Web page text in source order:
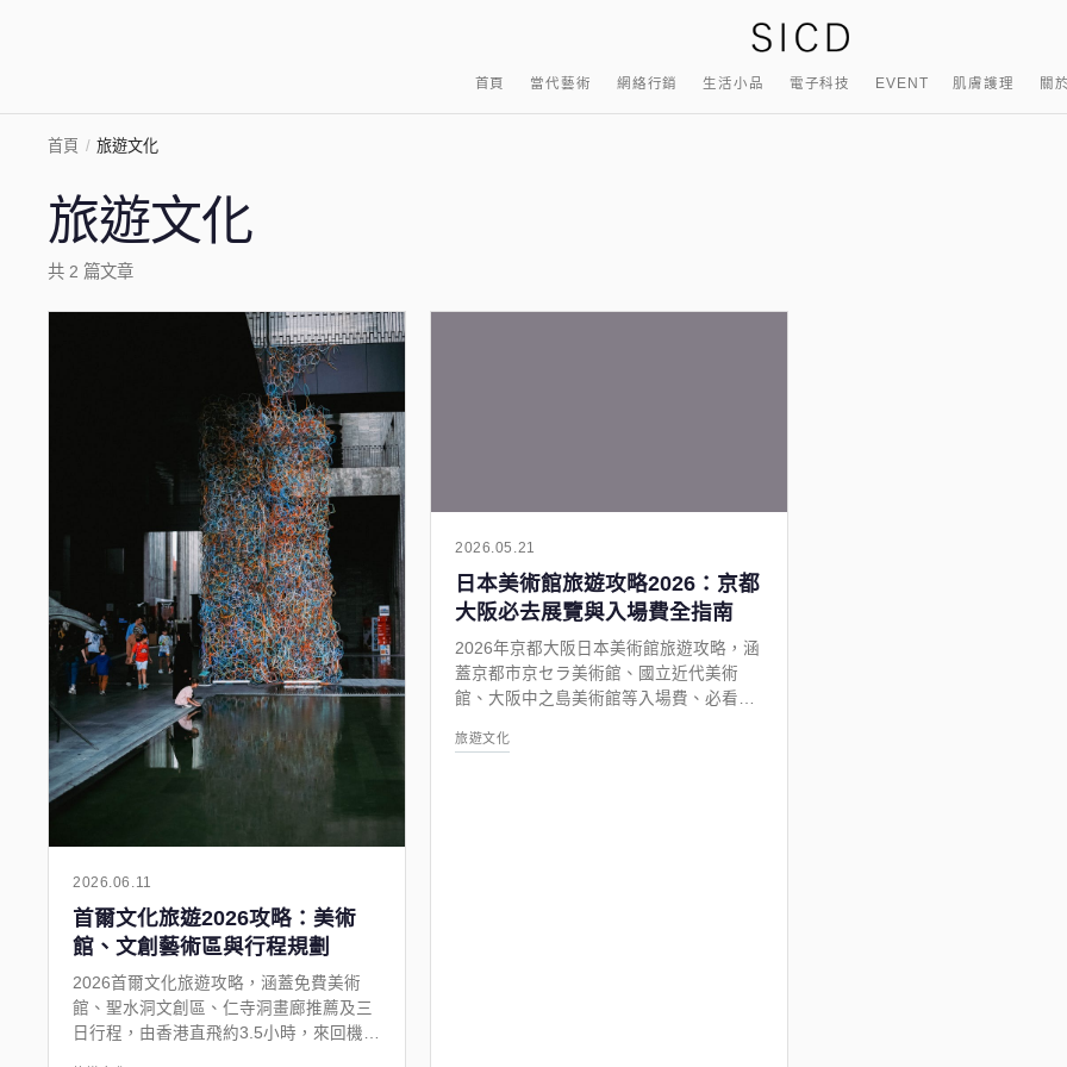
首頁 當代藝術 網絡行銷 生活小品 電子科技 EVENT 肌膚護理 關
首頁 / 旅遊文化
旅遊文化
共 2 篇文章
2026.06.11
首爾文化旅遊2026攻略：美術
館、文創藝術區與行程規劃
2026首爾文化旅遊攻略，涵蓋免費美術
館、聖水洞文創區、仁寺洞畫廊推薦及三
日行程，由香港直飛約3.5小時，來回機票
2026.05.21
日本美術館旅遊攻略2026：京都
大阪必去展覽與入場費全指南
2026年京都大阪日本美術館旅遊攻略，涵
蓋京都市京セラ美術館、國立近代美術
館、大阪中之島美術館等入場費、必看展
旅遊文化